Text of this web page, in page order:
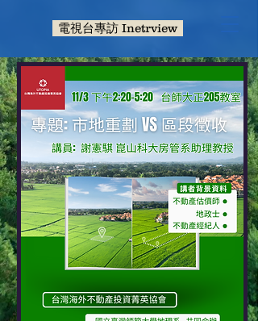
電視台專訪 Inetrview